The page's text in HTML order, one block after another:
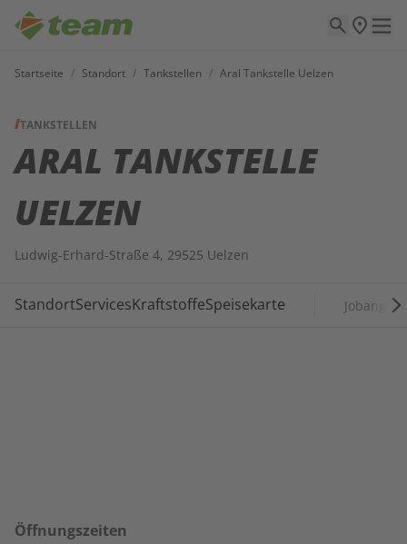
Startseite / Standort / Tankstellen / Aral Tankstelle Uelzen
TANKSTELLEN
ARAL TANKSTELLE
UELZEN
Ludwig-Erhard-Straße 4, 29525 Uelzen
StandortServicesKraftstoffeSpeisekarte
Öffnungszeiten